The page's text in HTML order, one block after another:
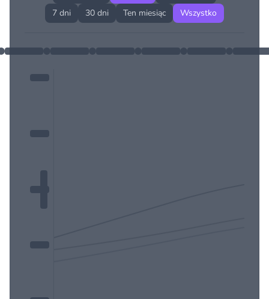
7 dni
30 dni Ten miesiąc Wszystko